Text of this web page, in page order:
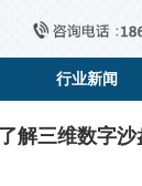
行业新闻
解三维数字沙
×